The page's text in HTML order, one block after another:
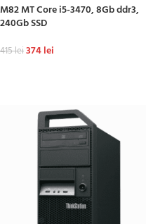
M82 MT Core i5-3470, 8Gb ddr3,
240Gb SSD
415lei374lei